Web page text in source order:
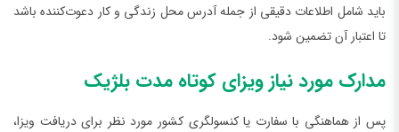
باید شامل اطلاعات دقیقی از جمله آدرس محل زندگی و کار دعوت‌کننده باشد
تا اعتبار آن تضمین شود.
مدارک مورد نیاز ویزای کوتاه مدت بلژیک
پس از هماهنگی با سفارت یا کنسولگری کشور مورد نظر برای دریافت ویزا،